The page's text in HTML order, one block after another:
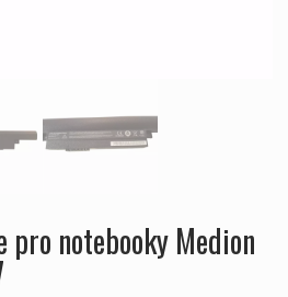
notebooky Medion